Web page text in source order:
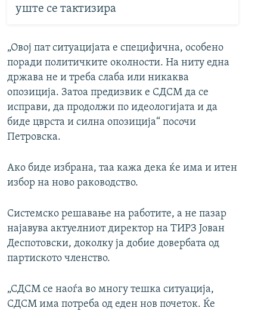
уште се тактизира
„Овој пат ситуацијата е специфична, особено
поради политичките околности. На ниту една
држава не и треба слаба или никаква
опозиција. Затоа предизвик е СДСМ да се
исправи, да продолжи по идеологијата и да
биде цврста и силна опозиција“ посочи
Петровска.
Ако биде избрана, таа кажа дека ќе има и итен
избор на ново раководство.
Системско решавање на работите, а не пазар
најавува актуелниот директор на ТИРЗ Јован
Деспотовски, доколку ја добие довербата од
партиското членство.
„СДСМ се наоѓа во многу тешка ситуација,
СДСМ има потреба од еден нов почеток. Ќе